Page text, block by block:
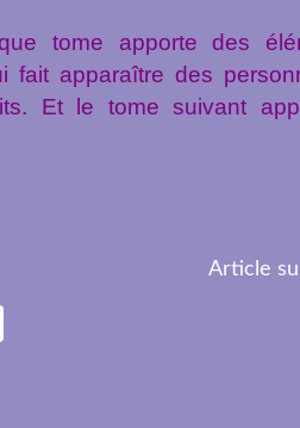
tome apporte des
fait apparaître des
Et le tome suivant
Article